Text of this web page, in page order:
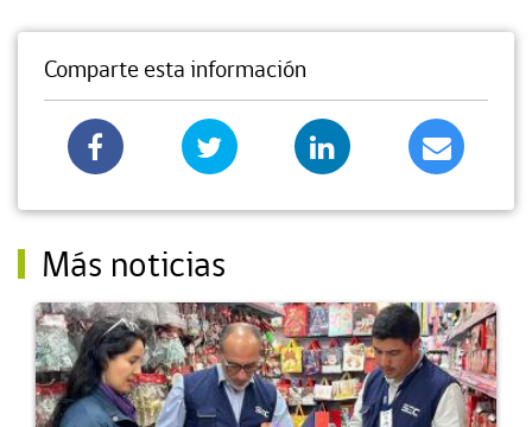
Comparte esta información
Más noticias